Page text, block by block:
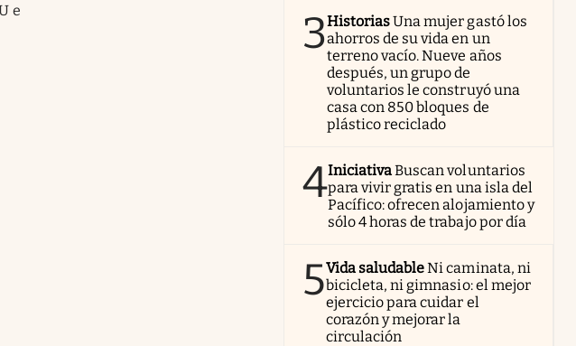
e
3HistoriasUna mujer gastó los
ahorros de su vida en un
terreno vacío. Nueve años
después, un grupo de
voluntarios le construyó una
casa con 850 bloques de
plástico reciclado
4IniciativaBuscan voluntarios
para vivir gratis en una isla del
Pacífico: ofrecen alojamiento y
sólo 4 horas de trabajo por día
5Vida saludableNi caminata, ni
bicicleta, ni gimnasio: el mejor
ejercicio para cuidar el
corazón y mejorar la
circulación